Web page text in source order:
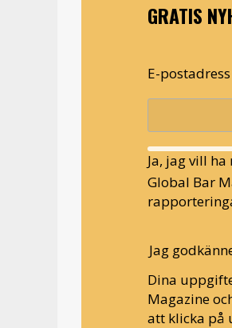
GRATIS
E-postadress
Ja, jag vill
Global Bar
Jag
Dina
Magazine
att klicka på